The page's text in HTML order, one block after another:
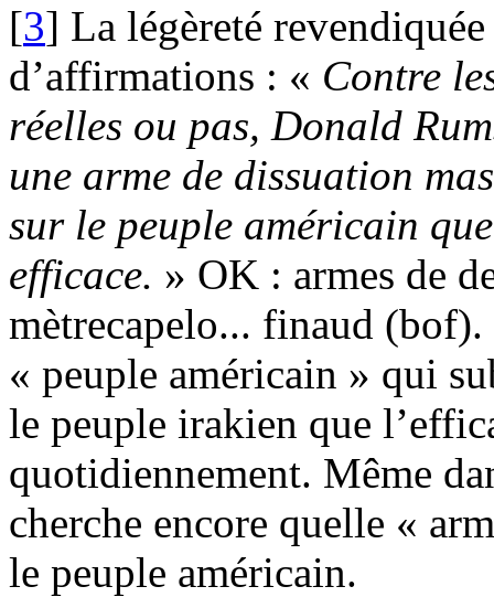
[3] La légèreté
d’affirmations : « Contre
réelles ou pas, Donald
une arme de dissuation
sur le peuple américain
efficace. » OK : armes de
mètrecapelo... finaud (bof).
« peuple américain » qui
le peuple irakien que
quotidiennement. Même
cherche encore quelle «
le peuple américain.